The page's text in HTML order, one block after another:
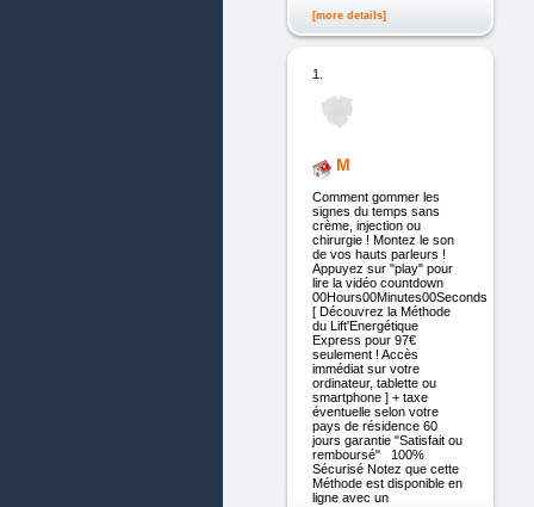
[more details]
1.
M
Comment gommer les
signes du temps sans
crème, injection ou
chirurgie ! Montez le son
de vos hauts parleurs !
Appuyez sur "play" pour
lire la vidéo countdown
00Hours00Minutes00Seconds
[ Découvrez la Méthode
du Lift'Energétique
Express pour 97€
seulement ! Accès
immédiat sur votre
ordinateur, tablette ou
smartphone ] + taxe
éventuelle selon votre
pays de résidence 60
jours garantie "Satisfait ou
remboursé" 100%
Sécurisé Notez que cette
Méthode est disponible en
ligne avec un